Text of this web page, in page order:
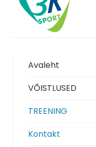
Avaleht
VÕISTLUSED
TREENING
Kontakt